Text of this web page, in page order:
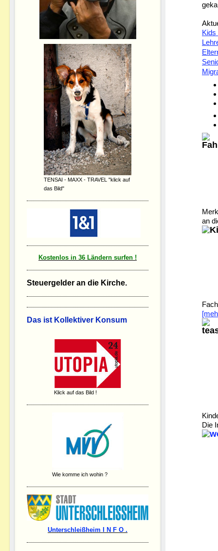
TENSAI - MAXX - TRAVEL "klick auf
das Bild"
Kostenlos in 36 Ländern surfen !
Steuergelder an die Kirche.
Das ist Kollektiver Konsum
Klick auf das Bild !
Wie komme ich wohin ?
Unterschleißheim I N F O .
Kids
an
Die